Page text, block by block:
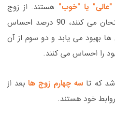
"عالی" یا "خوب" هستند. از زوج
هایی که مشاوره ازدواج را امتحان می کنند، 90 درصد احساس
بهبود می یابد و دو سوم از آن
را احساس می کنند.
که تا سه چهارم زوج ها بعد از
خود هستند.